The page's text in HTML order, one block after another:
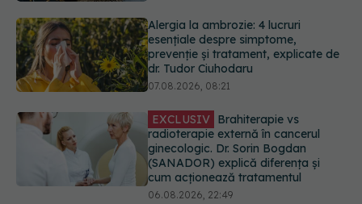
EXCLUSIV Brahiterapie vs
radioterapie externă în cancerul
ginecologic. Dr. Sorin Bogdan
(SANADOR) explică diferența și
06.08.2026, 22:49
EXCLUSIV De ce unele paciente
cu cancer de col uterin nu mai ajung
la operație. Dr. Sorin Bogdan
(SANADOR): Intervenția